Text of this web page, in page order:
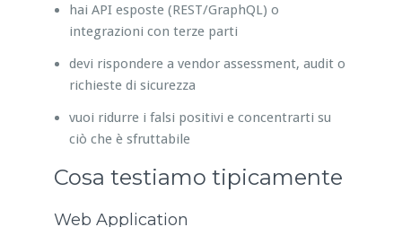
hai API esposte (REST/GraphQL) o
integrazioni con terze parti
devi rispondere a vendor assessment, audit o
richieste di sicurezza
vuoi ridurre i falsi positivi e concentrarti su
ciò che è sfruttabile
Cosa testiamo tipicamente
Web Application